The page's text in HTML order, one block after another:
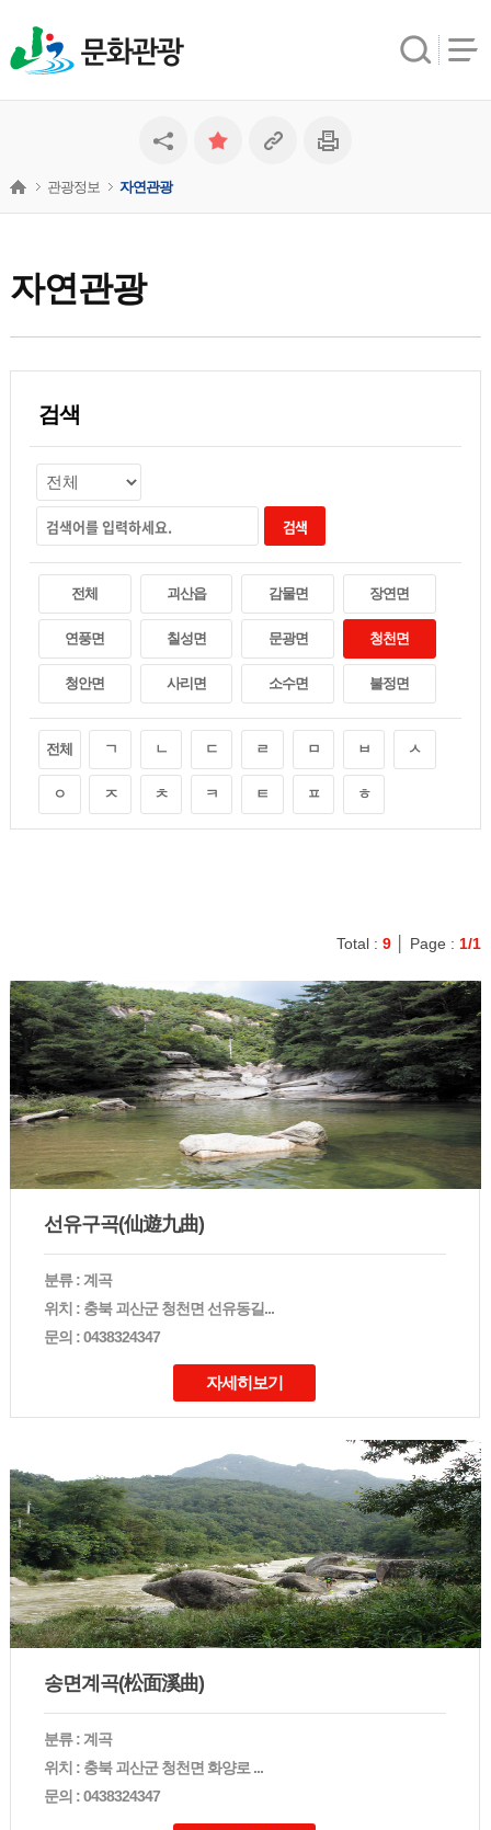
문화관광
자연관광
관광정보 자연관광
검색
검색
전체 괴산읍 감물면 장연면
연풍면 칠성면 문광면 청천면
청안면 사리면 소수면 불정면
전체 ㄱ ㄴ ㄷ ㄹ ㅁ ㅂ ㅅ
ㅇ ㅈ ㅊ ㅋ ㅌ ㅍ ㅎ
Total :9 │ Page : 1/1
선유구곡(仙遊九曲)
분류 : 계곡
위치 : 충북 괴산군 청천면 선유동길...
문의 : 0438324347
자세히보기
송면계곡(松面溪曲)
분류 : 계곡
위치 : 충북 괴산군 청천면 화양로 ...
문의 : 0438324347